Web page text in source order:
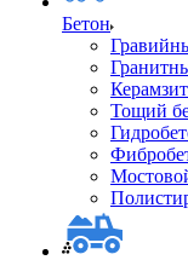
Бетон
Тощий